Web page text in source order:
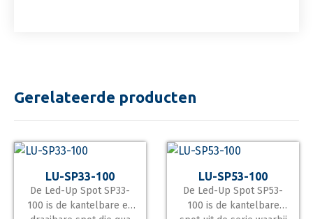
Gerelateerde producten
LU-SP33-100
De Led-Up Spot SP33-
100 is de kantelbare en
LU-SP53-100
De Led-Up Spot SP53-
100 is de kantelbare